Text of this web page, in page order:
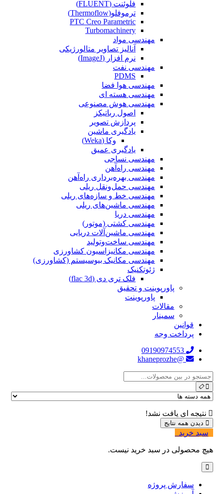
فلوئنت (FLUENT)
ترموفلو(Thermoflow)
PTC Creo Parametric
Turbomachinery
مهندسی مواد
آنالیز تصاویر متالورژیکی
نرم افزار (ImageJ)
مهندسی نفت
PDMS
مهندسی هوا فضا
مهندسی هسته ای
مهندسی هوش مصنوعی
اصول رباتیکز
پردازش تصویر
یادگیری ماشین
وکا (Weka)
یادگیری عمیق
مهندسی نساجی
مهندسی راه‌آهن
مهندسی بهره‌برداری راه‌آهن
مهندسی حمل‌ونقل ریلی
مهندسی خط و سازه‌های ریلی
مهندسی ماشین‌های ریلی
مهندسی دریا
مهندسی کشتی (موتور)
مهندسی ماشین‌آلات دریایی
مهندسی ساخت‌وتولید
مهندسی مکانیزاسیون کشاورزی
مهندسی مکانیک بیوسیستم (کشاورزی)
ژئوتکنیک
فلک تری دی (flac 3d)
پاورپوینت و تحقیق
پاورپوینت
مقالات
سمینار
قوانین
پرداخت وجه
09190974553
@khaneprozhe
نتیجه ای یافت نشد!
سبد خرید
هیچ محصولی در سبد خرید نیست.
سفارش پروژه